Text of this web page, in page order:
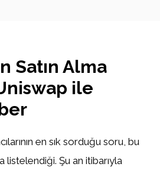
Satın Alma
ile
en sık sorduğu soru, bu
listelendiği. Şu an itibarıyla